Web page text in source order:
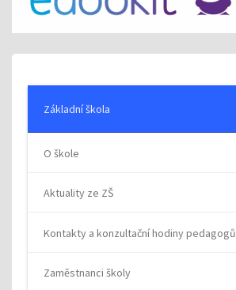
Základní škola
O škole
Aktuality ze ZŠ
Kontakty a konzultační hodiny pedagogů
Zaměstnanci školy